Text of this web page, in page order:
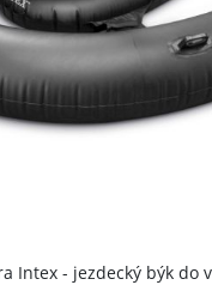
Intex - jezdecký býk do